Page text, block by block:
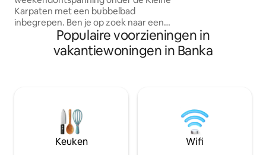
Karpaten met een bubbelbad
inbegrepen. Ben je op zoek naar een
plek om volledig te ontspannen, op te
laden en toch op een steenworp afstand
van de beschaving te zijn? Dit gezellige
wifi-verbinding. Of je nu een wandelaar,
fietser, weekendavonturier of gewoon
een ziel bent die op zoek is naar stilte,
ons huis onder het bos geeft je precies
Piestany en de
Toegang tot sh
Populaire voorzieningen in
vakantiewoningen in Banka
Keuken Wifi